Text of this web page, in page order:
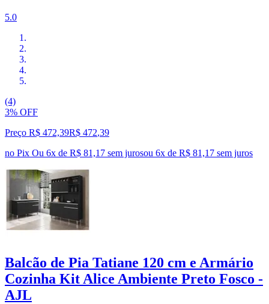
5.0
(4)
3% OFF
Preço R$ 472,39R$ 472,39
no Pix Ou 6x de R$ 81,17 sem jurosou 6x de R$ 81,17 sem juros
Balcão de Pia Tatiane 120 cm e Armário
Cozinha Kit Alice Ambiente Preto Fosco -
AJL